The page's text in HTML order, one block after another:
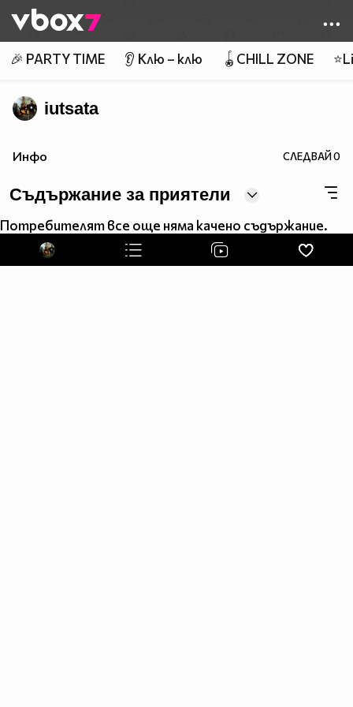
👾
🎉 PARTY TIME 👂 Клю – клю 🪀CHILL ZONE
iutsata
Инфо СЛЕДВАЙ0
Съдържание за приятели
Потребителят все още няма качено съдържание.